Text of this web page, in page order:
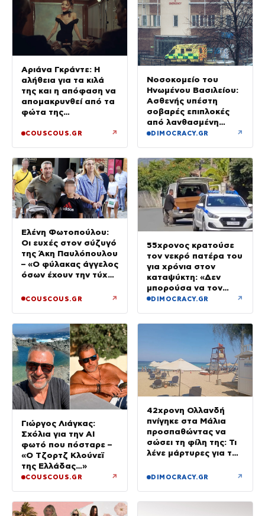
Αριάνα Γκράντε: Η
αλήθεια για τα κιλά
της και η απόφαση να
απομακρυνθεί από τα
φώτα της
COUSCOUS.GR ↗
Νοσοκομείο του
Ηνωμένου Βασιλείου:
Ασθενής υπέστη
σοβαρές επιπλοκές
από λανθασμένη
σύνδεση εντέρου και
DIMOCRACY.GR ↗
Ελένη Φωτοπούλου:
Οι ευχές στον σύζυγό
της Άκη Παυλόπουλου
– «Ο φύλακας άγγελος
όσων έχουν την τύχη
του»
COUSCOUS.GR ↗
55χρονος κρατούσε
τον νεκρό πατέρα του
για χρόνια στον
καταψύκτη: «Δεν
μπορούσα να τον
αποχωριστώ»
DIMOCRACY.GR ↗
Γιώργος Λιάγκας:
Σχόλια για την ΑΙ
φωτό που πόσταρε –
«Ο Τζορτζ Κλούνεϊ
της Ελλάδας…»
COUSCOUS.GR ↗
42χρονη Ολλανδή
πνίγηκε στα Μάλια
προσπαθώντας να
σώσει τη φίλη της: Τι
λένε μάρτυρες για τον
DIMOCRACY.GR ↗